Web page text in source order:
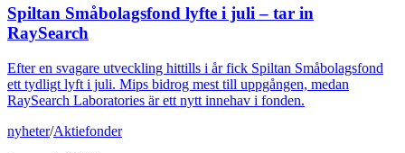
Spiltan Småbolagsfond lyfte i juli – tar in
RaySearch
Efter en svagare utveckling hittills i år fick Spiltan Småbolagsfond
ett tydligt lyft i juli. Mips bidrog mest till uppgången, medan
RaySearch Laboratories är ett nytt innehav i fonden.
nyheter/Aktiefonder